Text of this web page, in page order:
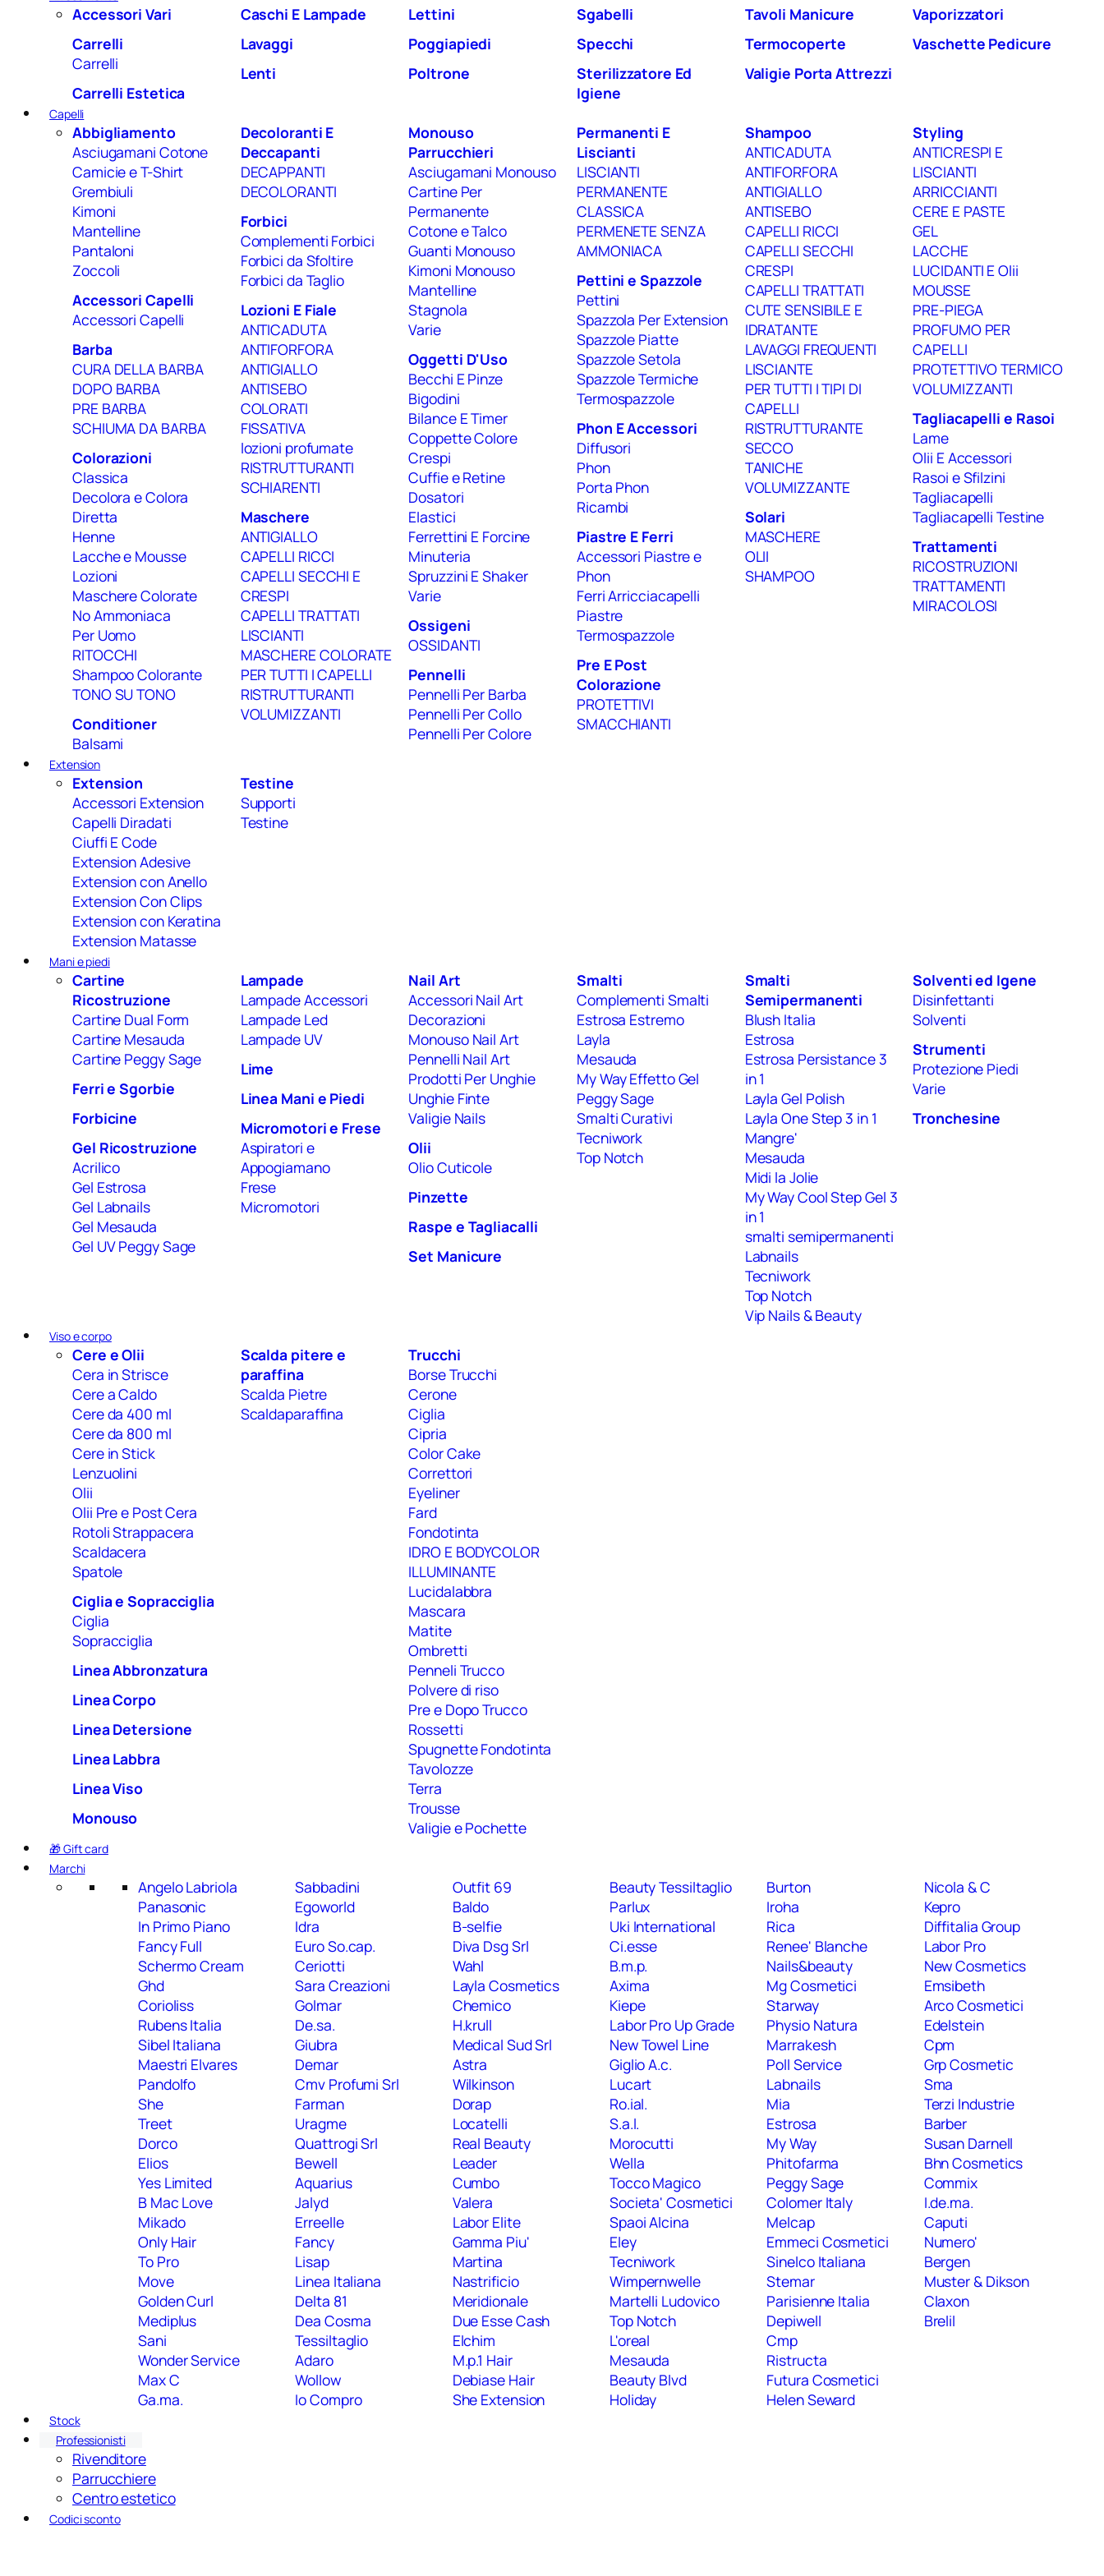
Accessori Vari
Carrelli
Carrelli
Carrelli Estetica
Caschi E Lampade
Lavaggi
Lenti
Lettini
Poggiapiedi
Poltrone
Sgabelli
Specchi
Sterilizzatore Ed
Igiene
Tavoli Manicure
Termocoperte
Valigie Porta Attrezzi
Vaporizzatori
Vaschette Pedicure
Capelli
Abbigliamento
Asciugamani Cotone
Camicie e T-Shirt
Grembiuli
Kimoni
Mantelline
Pantaloni
Zoccoli
Accessori Capelli
Accessori Capelli
Barba
CURA DELLA BARBA
DOPO BARBA
PRE BARBA
SCHIUMA DA BARBA
Colorazioni
Classica
Decolora e Colora
Diretta
Henne
Lacche e Mousse
Lozioni
Maschere Colorate
No Ammoniaca
Per Uomo
RITOCCHI
Shampoo Colorante
TONO SU TONO
Conditioner
Balsami
Decoloranti E
Deccapanti
DECAPPANTI
DECOLORANTI
Forbici
Complementi Forbici
Forbici da Sfoltire
Forbici da Taglio
Lozioni E Fiale
ANTICADUTA
ANTIFORFORA
ANTIGIALLO
ANTISEBO
COLORATI
FISSATIVA
lozioni profumate
RISTRUTTURANTI
SCHIARENTI
Maschere
ANTIGIALLO
CAPELLI RICCI
CAPELLI SECCHI E
CRESPI
CAPELLI TRATTATI
LISCIANTI
MASCHERE COLORATE
PER TUTTI I CAPELLI
RISTRUTTURANTI
VOLUMIZZANTI
Monouso
Parrucchieri
Asciugamani Monouso
Cartine Per
Permanente
Cotone e Talco
Guanti Monouso
Kimoni Monouso
Mantelline
Stagnola
Varie
Oggetti D'Uso
Becchi E Pinze
Bigodini
Bilance E Timer
Coppette Colore
Crespi
Cuffie e Retine
Dosatori
Elastici
Ferrettini E Forcine
Minuteria
Spruzzini E Shaker
Varie
Ossigeni
OSSIDANTI
Pennelli
Pennelli Per Barba
Pennelli Per Collo
Pennelli Per Colore
Permanenti E
Liscianti
LISCIANTI
PERMANENTE
CLASSICA
PERMENETE SENZA
AMMONIACA
Pettini e Spazzole
Pettini
Spazzola Per Extension
Spazzole Piatte
Spazzole Setola
Spazzole Termiche
Termospazzole
Phon E Accessori
Diffusori
Phon
Porta Phon
Ricambi
Piastre E Ferri
Accessori Piastre e
Phon
Ferri Arricciacapelli
Piastre
Termospazzole
Pre E Post
Colorazione
PROTETTIVI
SMACCHIANTI
Shampoo
ANTICADUTA
ANTIFORFORA
ANTIGIALLO
ANTISEBO
CAPELLI RICCI
CAPELLI SECCHI
CRESPI
CAPELLI TRATTATI
CUTE SENSIBILE E
IDRATANTE
LAVAGGI FREQUENTI
LISCIANTE
PER TUTTI I TIPI DI
CAPELLI
RISTRUTTURANTE
SECCO
TANICHE
VOLUMIZZANTE
Solari
MASCHERE
OLII
SHAMPOO
Styling
ANTICRESPI E
LISCIANTI
ARRICCIANTI
CERE E PASTE
GEL
LACCHE
LUCIDANTI E Olii
MOUSSE
PRE-PIEGA
PROFUMO PER
CAPELLI
PROTETTIVO TERMICO
VOLUMIZZANTI
Tagliacapelli e Rasoi
Lame
Olii E Accessori
Rasoi e Sfilzini
Tagliacapelli
Tagliacapelli Testine
Trattamenti
RICOSTRUZIONI
TRATTAMENTI
MIRACOLOSI
Extension
Extension
Accessori Extension
Capelli Diradati
Ciuffi E Code
Extension Adesive
Extension con Anello
Extension Con Clips
Extension con Keratina
Extension Matasse
Testine
Supporti
Testine
Mani e piedi
Cartine
Ricostruzione
Cartine Dual Form
Cartine Mesauda
Cartine Peggy Sage
Ferri e Sgorbie
Forbicine
Gel Ricostruzione
Acrilico
Gel Estrosa
Gel Labnails
Gel Mesauda
Gel UV Peggy Sage
Lampade
Lampade Accessori
Lampade Led
Lampade UV
Lime
Linea Mani e Piedi
Micromotori e Frese
Aspiratori e
Appogiamano
Frese
Micromotori
Nail Art
Accessori Nail Art
Decorazioni
Monouso Nail Art
Pennelli Nail Art
Prodotti Per Unghie
Unghie Finte
Valigie Nails
Olii
Olio Cuticole
Pinzette
Raspe e Tagliacalli
Set Manicure
Smalti
Complementi Smalti
Estrosa Estremo
Layla
Mesauda
My Way Effetto Gel
Peggy Sage
Smalti Curativi
Tecniwork
Top Notch
Smalti
Semipermanenti
Blush Italia
Estrosa
Estrosa Persistance 3
in 1
Layla Gel Polish
Layla One Step 3 in 1
Mangre'
Mesauda
Midi la Jolie
My Way Cool Step Gel 3
in 1
smalti semipermanenti
Labnails
Tecniwork
Top Notch
Vip Nails & Beauty
Solventi ed Igene
Disinfettanti
Solventi
Strumenti
Protezione Piedi
Varie
Tronchesine
Viso e corpo
Cere e Olii
Cera in Strisce
Cere a Caldo
Cere da 400 ml
Cere da 800 ml
Cere in Stick
Lenzuolini
Olii
Olii Pre e Post Cera
Rotoli Strappacera
Scaldacera
Spatole
Ciglia e Sopracciglia
Ciglia
Sopracciglia
Linea Abbronzatura
Linea Corpo
Linea Detersione
Linea Labbra
Linea Viso
Monouso
Scalda pitere e
paraffina
Scalda Pietre
Scaldaparaffina
Trucchi
Borse Trucchi
Cerone
Ciglia
Cipria
Color Cake
Correttori
Eyeliner
Fard
Fondotinta
IDRO E BODYCOLOR
ILLUMINANTE
Lucidalabbra
Mascara
Matite
Ombretti
Penneli Trucco
Polvere di riso
Pre e Dopo Trucco
Rossetti
Spugnette Fondotinta
Tavolozze
Terra
Trousse
Valigie e Pochette
🎁 Gift card
Marchi
Angelo Labriola
Panasonic
In Primo Piano
Fancy Full
Schermo Cream
Ghd
Corioliss
Rubens Italia
Sibel Italiana
Maestri Elvares
Pandolfo
She
Treet
Dorco
Elios
Yes Limited
B Mac Love
Mikado
Only Hair
To Pro
Move
Golden Curl
Mediplus
Sani
Wonder Service
Max C
Ga.ma.
Sabbadini
Egoworld
Idra
Euro So.cap.
Ceriotti
Sara Creazioni
Golmar
De.sa.
Giubra
Demar
Cmv Profumi Srl
Farman
Uragme
Quattrogi Srl
Bewell
Aquarius
Jalyd
Erreelle
Fancy
Lisap
Linea Italiana
Delta 81
Dea Cosma
Tessiltaglio
Adaro
Wollow
Io Compro
Outfit 69
Baldo
B-selfie
Diva Dsg Srl
Wahl
Layla Cosmetics
Chemico
H.krull
Medical Sud Srl
Astra
Wilkinson
Dorap
Locatelli
Real Beauty
Leader
Cumbo
Valera
Labor Elite
Gamma Piu'
Martina
Nastrificio
Meridionale
Due Esse Cash
Elchim
M.p.1 Hair
Debiase Hair
She Extension
Beauty Tessiltaglio
Parlux
Uki International
Ci.esse
B.m.p.
Axima
Kiepe
Labor Pro Up Grade
New Towel Line
Giglio A.c.
Lucart
Ro.ial.
S.a.l.
Morocutti
Wella
Tocco Magico
Societa' Cosmetici
Spaoi Alcina
Eley
Tecniwork
Wimpernwelle
Martelli Ludovico
Top Notch
L'oreal
Mesauda
Beauty Blvd
Holiday
Burton
Iroha
Rica
Renee' Blanche
Nails&beauty
Mg Cosmetici
Starway
Physio Natura
Marrakesh
Poll Service
Labnails
Mia
Estrosa
My Way
Phitofarma
Peggy Sage
Colomer Italy
Melcap
Emmeci Cosmetici
Sinelco Italiana
Stemar
Parisienne Italia
Depiwell
Cmp
Ristructa
Futura Cosmetici
Helen Seward
Nicola & C
Kepro
Diffitalia Group
Labor Pro
New Cosmetics
Emsibeth
Arco Cosmetici
Edelstein
Cpm
Grp Cosmetic
Sma
Terzi Industrie
Barber
Susan Darnell
Bhn Cosmetics
Commix
I.de.ma.
Caputi
Numero'
Bergen
Muster & Dikson
Claxon
Brelil
Stock
Professionisti
Rivenditore
Parrucchiere
Centro estetico
Codici sconto